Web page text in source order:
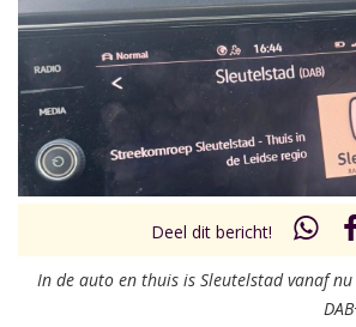
12.00 - 17.00 uur
Vorig uur
uur 1 van 0
Deel dit bericht!
In de auto en thuis is Sleutelstad vanaf